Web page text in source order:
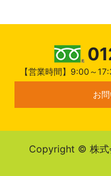
【営業時間】9:00～
お
Copyright © 株式